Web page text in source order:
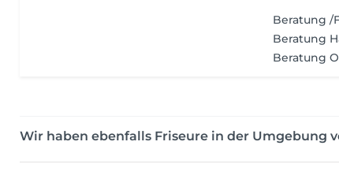
Beratung /
Beratung
Beratung
Wir haben ebenfalls Friseure in der Umgebung